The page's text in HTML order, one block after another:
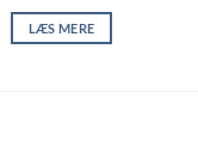
LÆS MERE